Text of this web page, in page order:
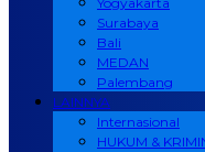
Surabaya
Bali
MEDAN
Palembang
LAINNYA
Internasional
HUKUM &